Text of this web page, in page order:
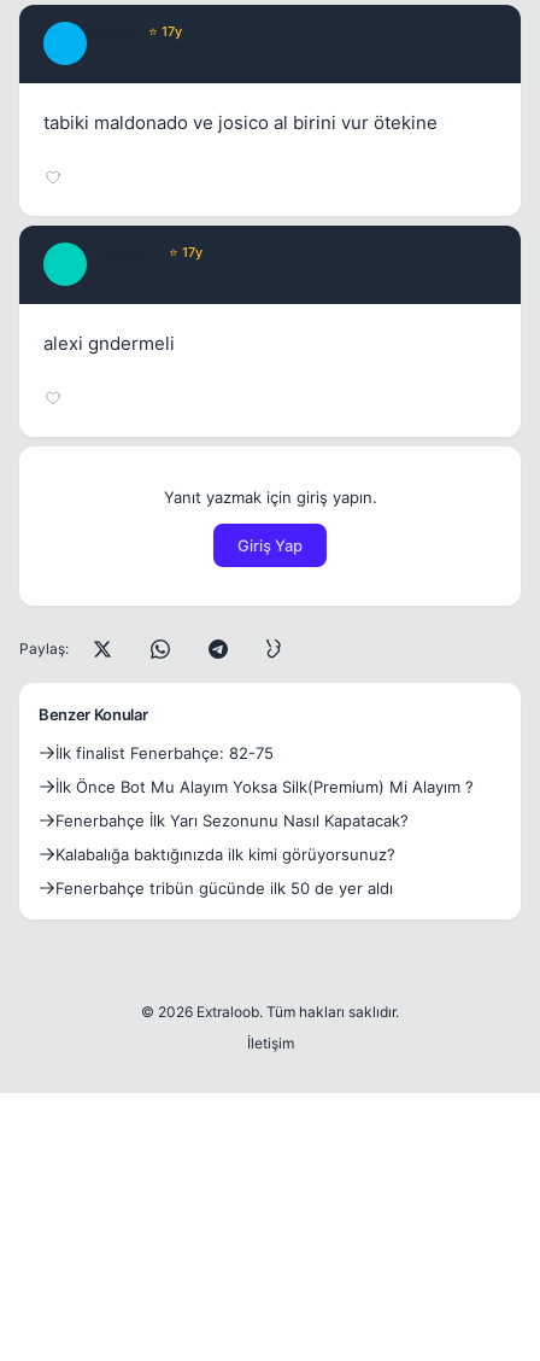
⭐ 17y
tabiki maldonado ve josico al birini vur ötekine
⭐ 17y
alexi gndermeli
Yanıt yazmak için giriş yapın.
Giriş Yap
Paylaş:
Benzer Konular
İlk finalist Fenerbahçe: 82-75
İlk Önce Bot Mu Alayım Yoksa Silk(Premium) Mi Alayım ?
Fenerbahçe İlk Yarı Sezonunu Nasıl Kapatacak?
Kalabalığa baktığınızda ilk kimi görüyorsunuz?
Fenerbahçe tribün gücünde ilk 50 de yer aldı
© 2026 Extraloob. Tüm hakları saklıdır.
İletişim